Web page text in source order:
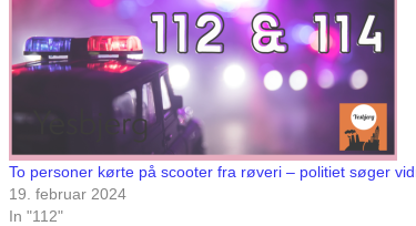
To personer kørte på scooter fra røveri – politiet søger
19. februar 2024
In "112"